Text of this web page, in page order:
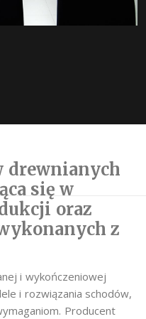
drewnianych
się w
oraz
z
i wykończeniowej
i rozwiązania schodów,
Producent